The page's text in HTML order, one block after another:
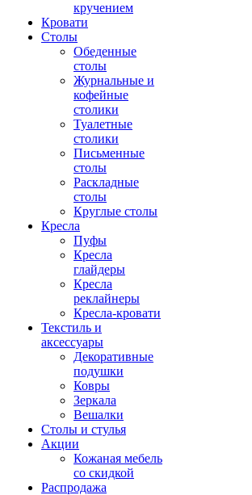
кручением
Кровати
Столы
Обеденные
столы
Журнальные и
кофейные
столики
Туалетные
столики
Письменные
столы
Раскладные
столы
Круглые столы
Кресла
Пуфы
Кресла
глайдеры
Кресла
реклайнеры
Кресла-кровати
Текстиль и
аксессуары
Декоративные
подушки
Ковры
Зеркала
Вешалки
Столы и стулья
Акции
Кожаная мебель
со скидкой
Распродажа